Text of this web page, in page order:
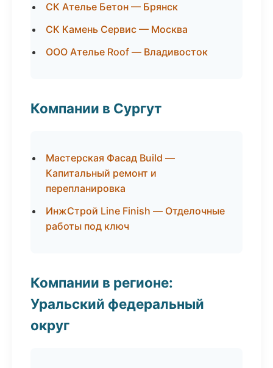
СК Ателье Бетон — Брянск
СК Камень Сервис — Москва
ООО Ателье Roof — Владивосток
Компании в Сургут
Мастерская Фасад Build —
Капитальный ремонт и
перепланировка
ИнжСтрой Line Finish — Отделочные
работы под ключ
Компании в регионе:
Уральский федеральный
округ